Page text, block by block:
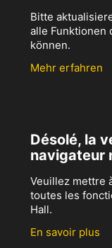
Bitte
alle Funktionen
können.
Mehr erfahren
Désolé, la
navigateur
Veuillez mettre
toutes les
Hall.
En savoir plus